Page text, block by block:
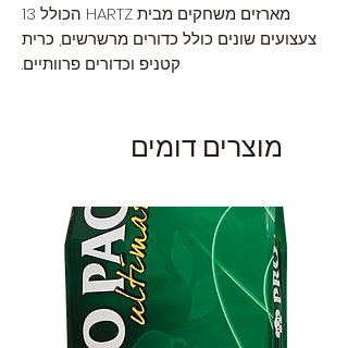
מארזים משחקים מבית HARTZ הכולל 13
צעצועים שונים כולל כדורים מרשרשים, כרית
קטניפ וכדורים פרוותיים.
מוצרים דומים